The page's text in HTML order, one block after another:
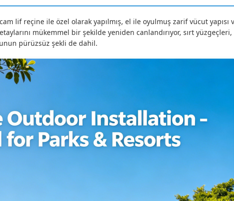
lif reçine ile özel olarak yapılmış, el ile oyulmuş zarif vücut yapısı
mükemmel bir şekilde yeniden canlandırıyor, sırt
pürüzsüz şekli de dahil.